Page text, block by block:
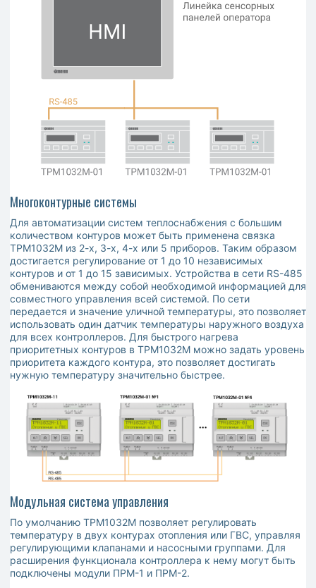
Многоконтурные системы
Для автоматизации систем теплоснабжения с большим
количеством контуров может быть применена связка
ТРМ1032М из 2-х, 3-х, 4-х или 5 приборов. Таким образом
достигается регулирование от 1 до 10 независимых
контуров и от 1 до 15 зависимых. Устройства в сети RS-485
обмениваются между собой необходимой информацией для
совместного управления всей системой. По сети
передается и значение уличной температуры, это позволяет
использовать один датчик температуры наружного воздуха
для всех контроллеров. Для быстрого нагрева
приоритетных контуров в ТРМ1032М можно задать уровень
приоритета каждого контура, это позволяет достигать
нужную температуру значительно быстрее.
Модульная система управления
По умолчанию ТРМ1032М позволяет регулировать
температуру в двух контурах отопления или ГВС, управляя
регулирующими клапанами и насосными группами. Для
расширения функционала контроллера к нему могут быть
подключены модули ПРМ-1 и ПРМ-2.